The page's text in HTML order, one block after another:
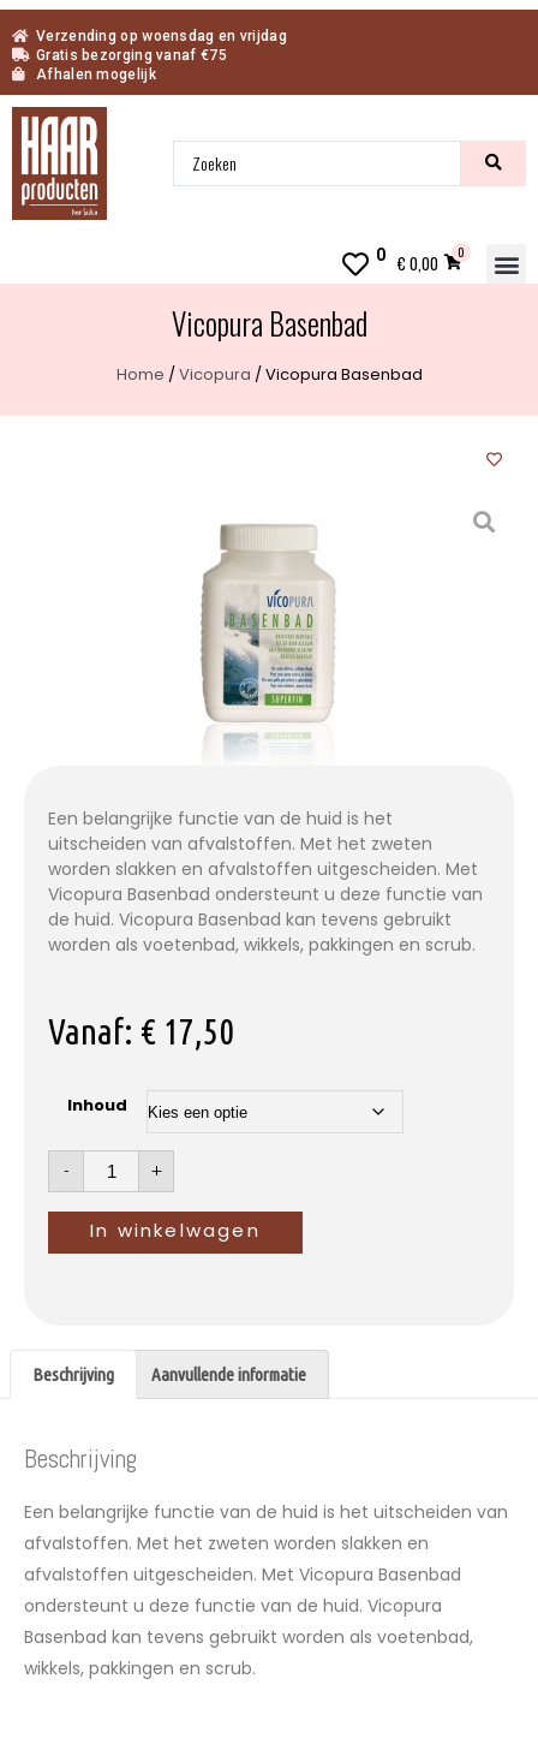
Verzending op woensdag en vrijdag
Gratis bezorging vanaf €75
Afhalen mogelijk
0 € 0,00 0
Vicopura Basenbad
Home /Vicopura / Vicopura Basenbad
Een belangrijke functie van de huid is het
uitscheiden van afvalstoffen. Met het zweten
worden slakken en afvalstoffen uitgescheiden. Met
Vicopura Basenbad ondersteunt u deze functie van
de huid. Vicopura Basenbad kan tevens gebruikt
worden als voetenbad, wikkels, pakkingen en scrub.
Vanaf: € 17,50
Inhoud
- +
In winkelwagen
Beschrijving Aanvullende informatie
Beschrijving
Een belangrijke functie van de huid is het uitscheiden van
afvalstoffen. Met het zweten worden slakken en
afvalstoffen uitgescheiden. Met Vicopura Basenbad
ondersteunt u deze functie van de huid. Vicopura
Basenbad kan tevens gebruikt worden als voetenbad,
wikkels, pakkingen en scrub.